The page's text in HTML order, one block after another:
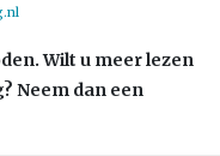
Wilt u meer lezen
Neem dan een